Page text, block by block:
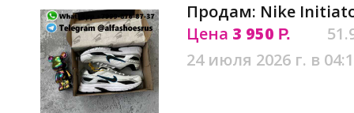
Продам: Nike
Цена 3 950 Р.
24 июля 2026 г. в